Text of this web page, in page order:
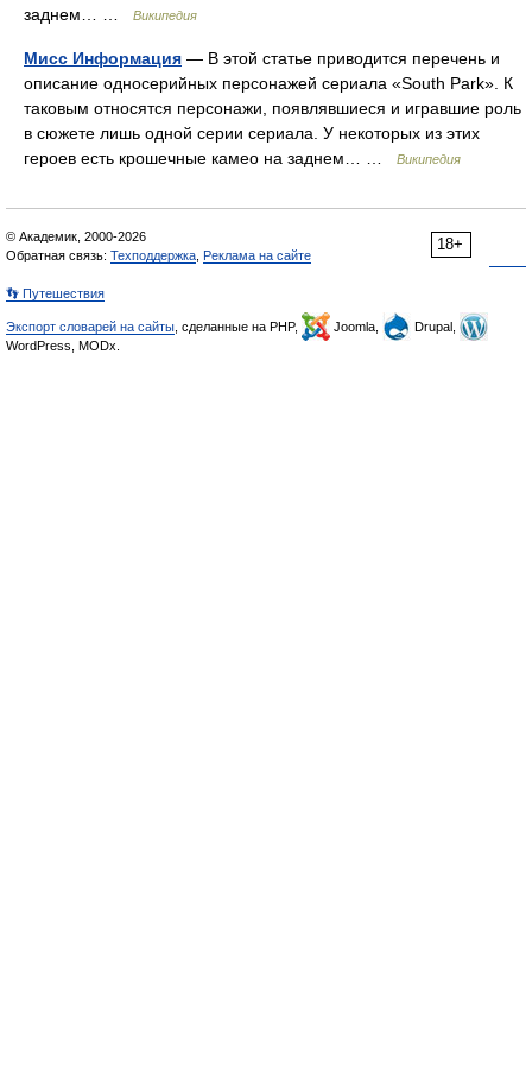
заднем… …
Википедия
Мисс Информация — В этой статье приводится перечень и
описание односерийных персонажей сериала «South Park». К
таковым относятся персонажи, появлявшиеся и игравшие роль
в сюжете лишь одной серии сериала. У некоторых из этих
героев есть крошечные камео на заднем… …
Википедия
18+
© Академик, 2000-2026
Обратная связь: Техподдержка Реклама на сайте
👣 Путешествия
Экспорт словарей на сайты , сделанные на PHP, Joomla,
Drupal,
WordPress, MODx.